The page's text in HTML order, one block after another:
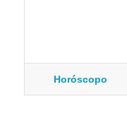
Horóscopo